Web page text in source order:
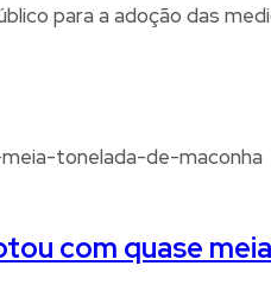
para a adoção das
com quase